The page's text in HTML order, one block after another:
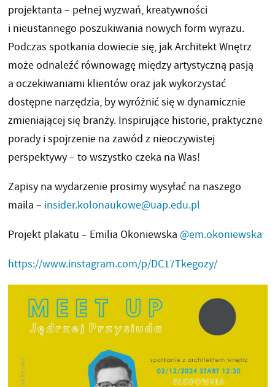
projektanta – pełnej wyzwań, kreatywności
i nieustannego poszukiwania nowych form wyrazu.
Podczas spotkania dowiecie się, jak Architekt Wnętrz
może odnaleźć równowagę między artystyczną pasją
a oczekiwaniami klientów oraz jak wykorzystać
dostępne narzędzia, by wyróżnić się w dynamicznie
zmieniającej się branży. Inspirujące historie, praktyczne
porady i spojrzenie na zawód z nieoczywistej
perspektywy – to wszystko czeka na Was!
Zapisy na wydarzenie prosimy wysyłać na naszego
maila – insider.kolonaukowe@uap.edu.pl
Projekt plakatu – Emilia Okoniewska @em.okoniewska
https://www.instagram.com/p/DC17Tkegozy/